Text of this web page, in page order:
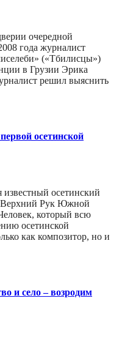
очередной
года журналист
(«Тбилисцы»)
в Грузии Эрика
решил выяснить
осетинской
известный осетинский
Верхний Рук Южной
который всю
осетинской
как композитор, но и
и село – возродим